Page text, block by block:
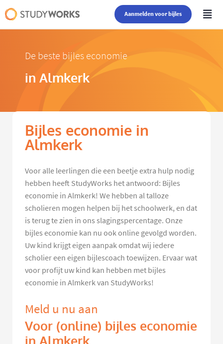
Aanmelden voor bijles
De beste bijles economie
in Almkerk
Bijles economie in
Almkerk
Voor alle leerlingen die een beetje extra hulp nodig
hebben heeft StudyWorks het antwoord: Bijles
economie in Almkerk! We hebben al talloze
scholieren mogen helpen bij het schoolwerk, en dat
is terug te zien in ons slagingspercentage. Onze
bijles economie kan nu ook online gevolgd worden.
Uw kind krijgt eigen aanpak omdat wij iedere
scholier een eigen bijlescoach toewijzen. Ervaar wat
voor profijt uw kind kan hebben met bijles
economie in Almkerk van StudyWorks!
Meld u nu aan
Voor (online) bijles economie